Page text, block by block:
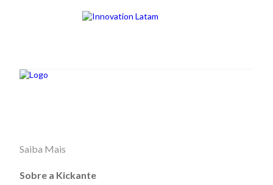
Saiba Mais
Sobre a Kickante